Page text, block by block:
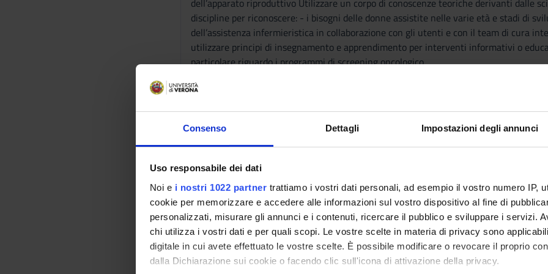
Consenso Dettagli Impostazioni degli annunci
Uso responsabile dei dati
Noi e i nostri 1022 partner trattiamo i vostri dati personali, ad esempio il vostro numero IP,
cookie per memorizzare e accedere alle informazioni sul vostro dispositivo al fine di
personalizzati, misurare gli annunci e i contenuti, ricercare il pubblico e sviluppare i servizi.
chi utilizza i vostri dati e per quali scopi. Le vostre scelte in materia di privacy sono
digitale in cui avete effettuato le vostre scelte. È possibile modificare o revocare il proprio
dalla Dichiarazione sui cookie o facendo clic sull'icona di attivazione della privacy.
dell’apparato riproduttivo Utilizzare un corpo di conoscenze teoriche derivanti dalle
discipline per riconoscere: - i bisogni delle donne assistite nelle varie età e stadi di
dell’assistenza infermieristica in collaborazione con gli utenti e con il team di cura
utilizzare principi di insegnamento e apprendimento per interventi informativi o
particolare riguardo i programmi di screening oncologico
MM: PEDIATRIA
Programma
------------------------
MM: INFERMIERISTICA PEDIATRICA
------------------------
Approccio al bambino malato e alla sua famiglia Family centred care Parametri vitali
somministrazione sicura della terapia farmacologica in ambito pediatrico, unità di
farmacologiche nel bambino RCP di base e avanzato Prevenzione SIDS, SBS ed
------------------------